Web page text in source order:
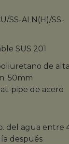
SS-ALN(H)/SS-
SUS 201
de
50mm
pipe de acero
del agua entre
después